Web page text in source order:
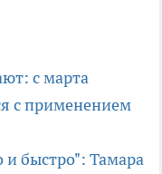
с марта
с применением
и быстро": Тамара